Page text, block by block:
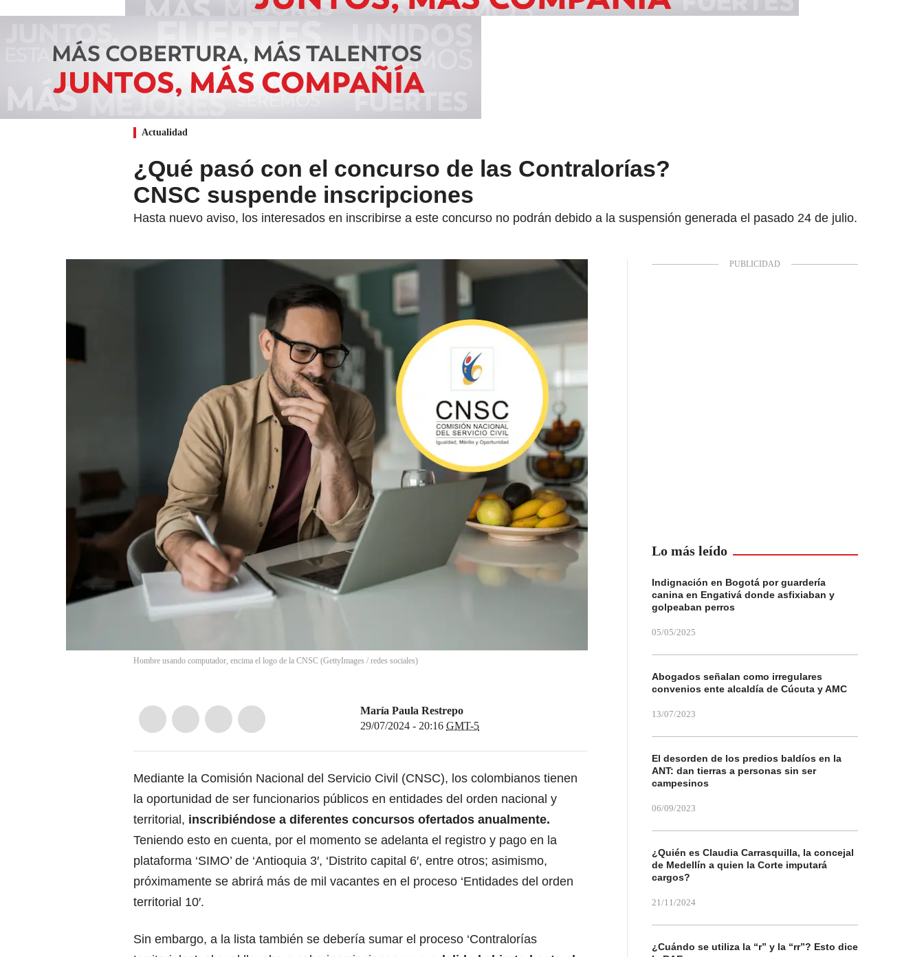
Actualidad
¿Qué pasó con el concurso de las Contralorías?
CNSC suspende inscripciones
Hasta nuevo aviso, los interesados en inscribirse a este concurso no podrán debido a la suspensión generada el pasado 24 de julio.
Hombre usando computador, encima el logo de la CNSC (GettyImages / redes sociales)
María Paula Restrepo
29/07/2024 - 20:16 GMT-5
Mediante la Comisión Nacional del Servicio Civil (CNSC), los colombianos tienen
la oportunidad de ser funcionarios públicos en entidades del orden nacional y
territorial, inscribiéndose a diferentes concursos ofertados anualmente.
Teniendo esto en cuenta, por el momento se adelanta el registro y pago en la
plataforma ‘SIMO’ de ‘Antioquia 3′, ‘Distrito capital 6′, entre otros; asimismo,
próximamente se abrirá más de mil vacantes en el proceso ‘Entidades del orden
territorial 10′.
Sin embargo, a la lista también se debería sumar el proceso ‘Contralorías
Lo más leído
Indignación en Bogotá por guardería
canina en Engativá donde asfixiaban y
golpeaban perros
05/05/2025
Abogados señalan como irregulares
convenios ente alcaldía de Cúcuta y AMC
13/07/2023
El desorden de los predios baldíos en la
ANT: dan tierras a personas sin ser
campesinos
06/09/2023
¿Quién es Claudia Carrasquilla, la concejal
de Medellín a quien la Corte imputará
cargos?
21/11/2024
¿Cuándo se utiliza la “r” y la “rr”? Esto dice